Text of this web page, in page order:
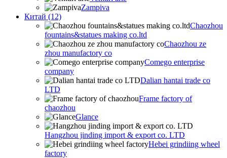
Zampiva
Китай (12)
Chaozhou
fountains&statues making co.ltd
Chaozhou ze
zhou manufactory co
Comego enterprise
company
Dalian hantai trade co
LTD
Frame factory of
chaozhou
Glance
Hangzhou jinding import & export co. LTD
Hebei grindiing wheel
factory